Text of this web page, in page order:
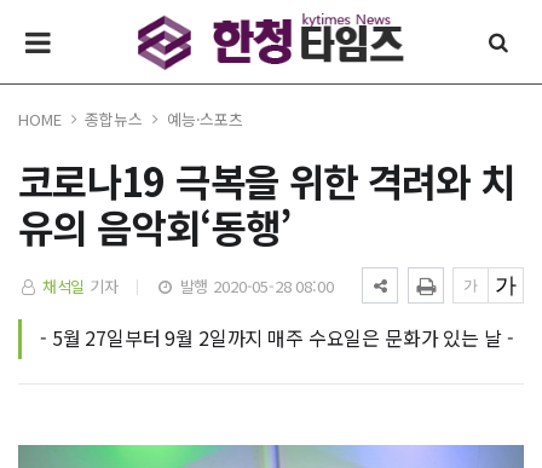
HOME 종합뉴스 예능·스포츠
코로나19 극복을 위한 격려와 치
유의 음악회‘동행’
채석일 기자 발행 2020-05-28 08:00
- 5월 27일부터 9월 2일까지 매주 수요일은 문화가 있는 날 -